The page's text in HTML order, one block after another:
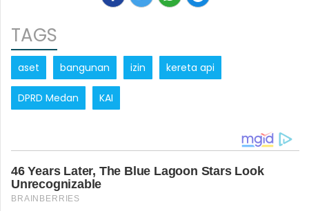
TAGS
aset bangunan izin kereta api
DPRD Medan KAI